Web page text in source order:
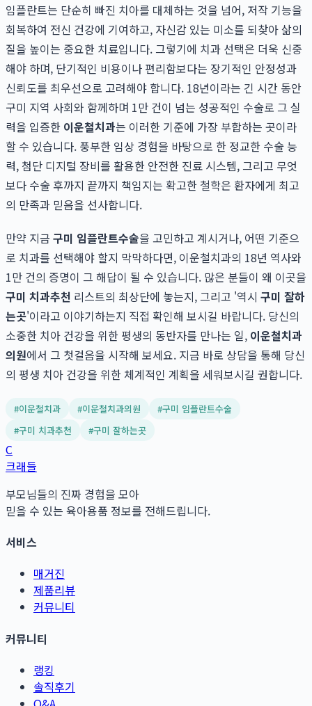
임플란트는 단순히 빠진 치아를 대체하는 것을 넘어, 저작 기능을
회복하여 전신 건강에 기여하고, 자신감 있는 미소를 되찾아 삶의
질을 높이는 중요한 치료입니다. 그렇기에 치과 선택은 더욱 신중
해야 하며, 단기적인 비용이나 편리함보다는 장기적인 안정성과
신뢰도를 최우선으로 고려해야 합니다. 18년이라는 긴 시간 동안
구미 지역 사회와 함께하며 1만 건이 넘는 성공적인 수술로 그 실
력을 입증한 이운철치과는 이러한 기준에 가장 부합하는 곳이라
할 수 있습니다. 풍부한 임상 경험을 바탕으로 한 정교한 수술 능
력, 첨단 디지털 장비를 활용한 안전한 진료 시스템, 그리고 무엇
보다 수술 후까지 끝까지 책임지는 확고한 철학은 환자에게 최고
의 만족과 믿음을 선사합니다.
만약 지금 구미 임플란트수술을 고민하고 계시거나, 어떤 기준으
로 치과를 선택해야 할지 막막하다면, 이운철치과의 18년 역사와
1만 건의 증명이 그 해답이 될 수 있습니다. 많은 분들이 왜 이곳을
구미 치과추천 리스트의 최상단에 놓는지, 그리고 '역시 구미 잘하
는곳'이라고 이야기하는지 직접 확인해 보시길 바랍니다. 당신의
소중한 치아 건강을 위한 평생의 동반자를 만나는 일, 이운철치과
의원에서 그 첫걸음을 시작해 보세요. 지금 바로 상담을 통해 당신
의 평생 치아 건강을 위한 체계적인 계획을 세워보시길 권합니다.
#이운철치과 #이운철치과의원 #구미 임플란트수술
#구미 치과추천 #구미 잘하는곳
C
크래들
부모님들의 진짜 경험을 모아
믿을 수 있는 육아용품 정보를 전해드립니다.
서비스
매거진
제품리뷰
커뮤니티
커뮤니티
랭킹
솔직후기